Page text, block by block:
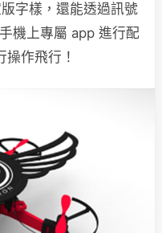
字樣，還能透過訊號
機上專屬 app 進行配
作飛行！